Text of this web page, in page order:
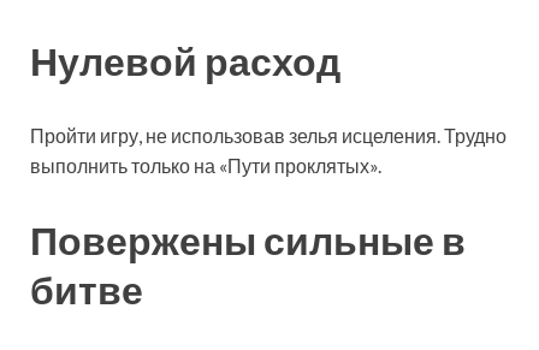
Нулевой расход
Пройти игру, не использовав зелья исцеления. Трудно
выполнить только на «Пути проклятых».
Повержены сильные в
битве